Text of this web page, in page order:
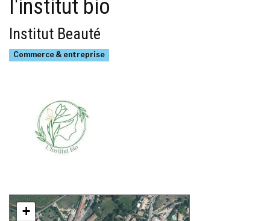
l'institut bio
Institut Beauté
Commerce & entreprise
+